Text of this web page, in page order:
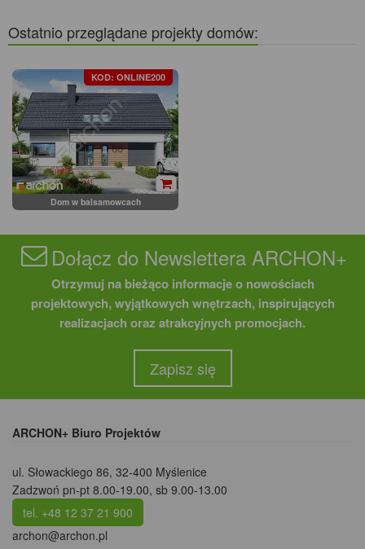
Ostatnio przeglądane projekty domów:
KOD: ONLINE200
Dom w balsamowcach
Dołącz do Newslettera ARCHON+
Otrzymuj na bieżąco informacje o nowościach
projektowych, wyjątkowych wnętrzach, inspirujących
realizacjach oraz atrakcyjnych promocjach.
Zapisz się
ARCHON+ Biuro Projektów
ul. Słowackiego 86, 32-400 Myślenice
Zadzwoń pn-pt 8.00-19.00, sb 9.00-13.00
tel. +48 12 37 21 900
archon@archon.pl